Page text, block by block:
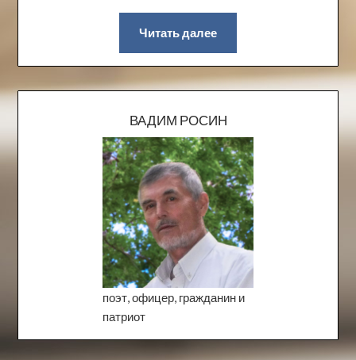
Читать далее
ВАДИМ РОСИН
поэт, офицер, гражданин и
патриот